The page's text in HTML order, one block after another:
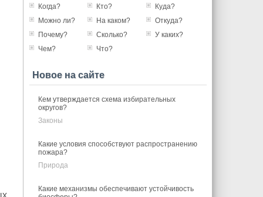
Когда?
Кто?
Куда?
Можно ли?
На каком?
Откуда?
Почему?
Сколько?
У каких?
Чем?
Что?
Новое на сайте
Кем утверждается схема избирательных
округов?
Законы
Какие условия способствуют распространению
пожара?
Природа
Какие механизмы обеспечивают устойчивость